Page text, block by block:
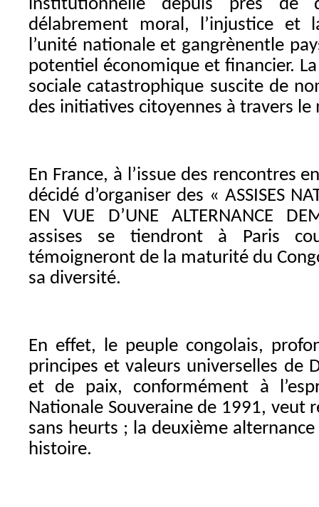
institutionnelle depuis près de
délabrement moral, l’injustice et
l’unité nationale et gangrènentle
potentiel économique et financier.
sociale catastrophique suscite de
des initiatives citoyennes à travers le
En France, à l’issue des rencontres
décidé d’organiser des « ASSISES
EN VUE D’UNE ALTERNANCE
assises se tiendront à Paris
témoigneront de la maturité du
sa diversité.
En effet, le peuple congolais,
principes et valeurs universelles de
et de paix, conformément à
Nationale Souveraine de 1991, veut
sans heurts ; la deuxième
histoire.